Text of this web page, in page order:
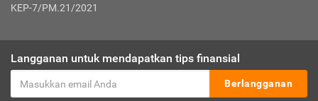
KEP-7/PM.21/2021
Langganan untuk mendapatkan tips finansial
Berlangganan